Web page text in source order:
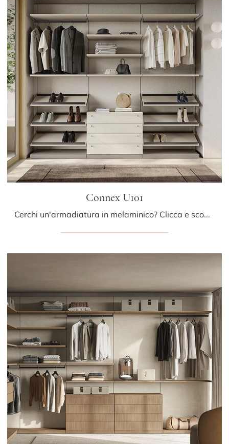
Connex U101
Cerchi un'armadiatura in melaminico? Clicca e scopri armadiature cabine armadio con ante scorrevoli di Colombini Casa.